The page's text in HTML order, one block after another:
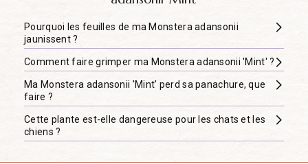
Pourquoi les feuilles de ma Monstera adansonii
jaunissent ?
Comment faire grimper ma Monstera adansonii 'Mint' ?
Ma Monstera adansonii 'Mint' perd sa panachure, que
faire ?
Cette plante est-elle dangereuse pour les chats et les
chiens ?